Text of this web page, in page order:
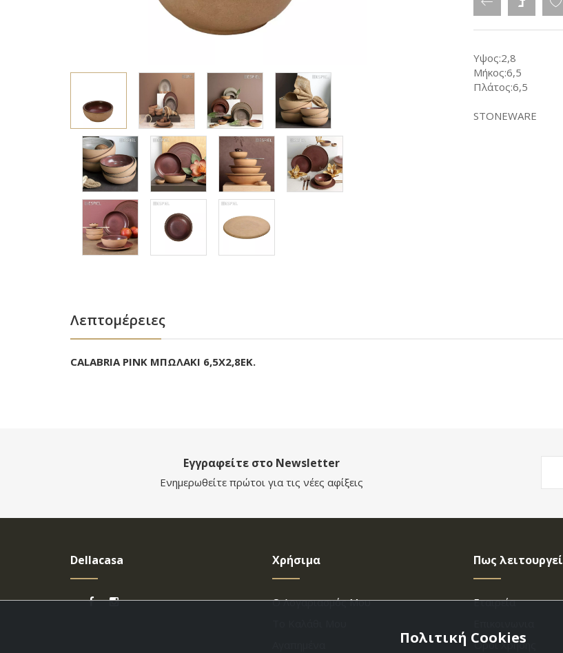
Υψος:2,8
Μήκος:6,5
Πλάτος:6,5
STONEWARE
Λεπτομέρειες
CALABRIA PINK ΜΠΩΛΑΚΙ 6,5Χ2,8ΕΚ.
Εγγραφείτε στο Newsletter
Ενημερωθείτε πρώτοι για τις νέες αφίξεις
Dellacasa Χρήσιμα
Ο Λογαριασμός Μου
Πως λειτουργεί
Εταιρεία
Όροι Χρήσης
Πολιτική Cookies